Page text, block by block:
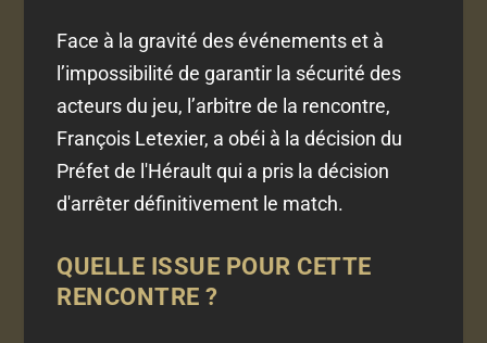
Face à la gravité des événements et à
l’impossibilité de garantir la sécurité des
acteurs du jeu, l’arbitre de la rencontre,
François Letexier, a obéi à la décision du
Préfet de l'Hérault qui a pris la décision
d'arrêter définitivement le match.
QUELLE ISSUE POUR CETTE
RENCONTRE ?